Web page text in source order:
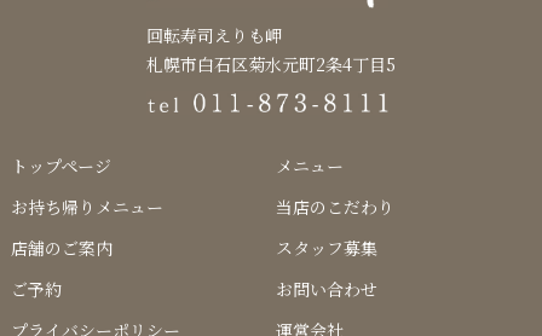
回転寿司えりも岬
札幌市白石区菊水元町2条4丁目5
トップページ
メニュー
お持ち帰りメニュー
当店のこだわり
店舗のご案内
スタッフ募集
ご予約
お問い合わせ
プライバシーポリシー
運営会社